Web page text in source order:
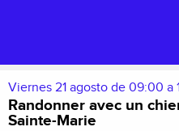
principal
Viernes 21 agosto de 09:00 a
Randonner avec un
Sainte-Marie